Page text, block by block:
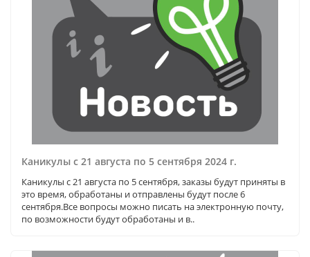
Каникулы с 21 августа по 5 сентября 2024 г.
Каникулы с 21 августа по 5 сентября, заказы будут приняты в
это время, обработаны и отправлены будут после 6
сентября.Все вопросы можно писать на электронную почту,
по возможности будут обработаны и в..